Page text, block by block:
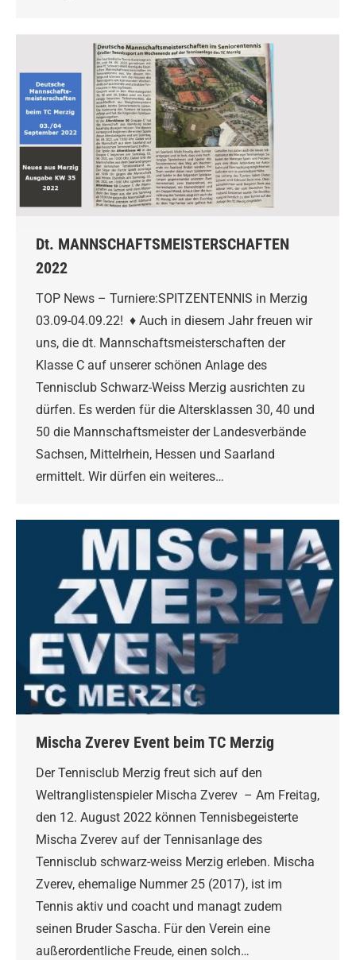
Dt. MANNSCHAFTSMEISTERSCHAFTEN
2022
TOP News – Turniere:SPITZENTENNIS in Merzig
03.09-04.09.22! ♦ Auch in diesem Jahr freuen wir
uns, die dt. Mannschaftsmeisterschaften der
Klasse C auf unserer schönen Anlage des
Tennisclub Schwarz-Weiss Merzig ausrichten zu
dürfen. Es werden für die Altersklassen 30, 40 und
50 die Mannschaftsmeister der Landesverbände
Sachsen, Mittelrhein, Hessen und Saarland
ermittelt. Wir dürfen ein weiteres…
Mischa Zverev Event beim TC Merzig
Der Tennisclub Merzig freut sich auf den
Weltranglistenspieler Mischa Zverev – Am Freitag,
den 12. August 2022 können Tennisbegeisterte
Mischa Zverev auf der Tennisanlage des
Tennisclub schwarz-weiss Merzig erleben. Mischa
Zverev, ehemalige Nummer 25 (2017), ist im
Tennis aktiv und coacht und managt zudem
seinen Bruder Sascha. Für den Verein eine
außerordentliche Freude, einen solch…